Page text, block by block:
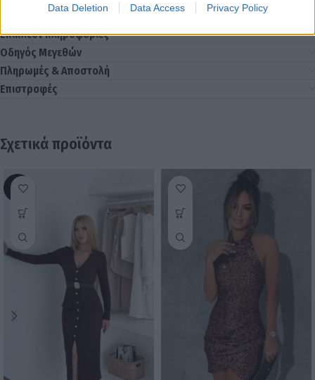
Data Deletion Data Access Privacy Policy
Επιπλέον πληροφορίες
Οδηγός Μεγεθών
Πληρωμές & Αποστολή
Επιστροφές
Σχετικά προϊόντα
-17%